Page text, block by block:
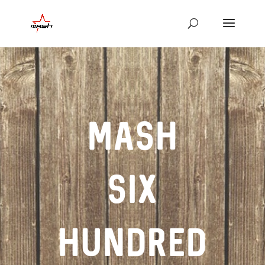
MASH
SIX
HUNDRED